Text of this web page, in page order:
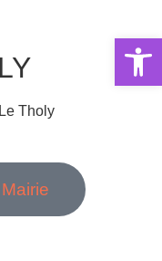
Tholy
Ouvrir